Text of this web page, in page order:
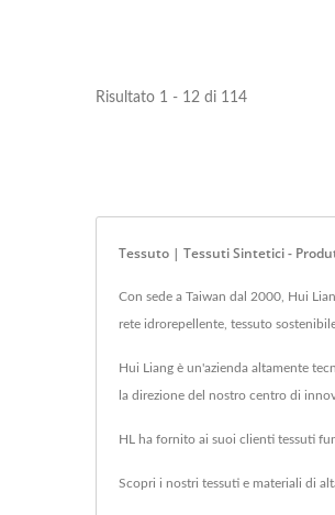
Risultato 1 - 12 di 114
Tessuto | Tessuti Sintetici -
Con sede a Taiwan dal 2000, Hui
rete idrorepellente, tessuto
Hui Liang è un'azienda altamente
la direzione del nostro centro di
HL ha fornito ai suoi clienti tessuti
Scopri i nostri tessuti e materiali di